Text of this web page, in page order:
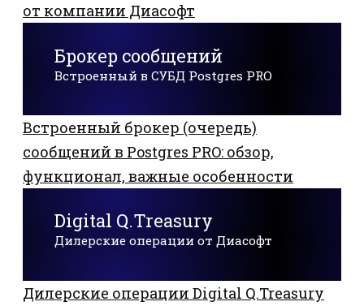
от компании Диасофт
Брокер сообщений
Встроенный в СУБД Postgres PRO
Встроенный брокер (очередь)
сообщений в Postgres PRO: обзор,
функционал, важные особенности
Digital Q.Treasury
Дилерские операции от Диасофт
Дилерские операции Digital Q.Treasury